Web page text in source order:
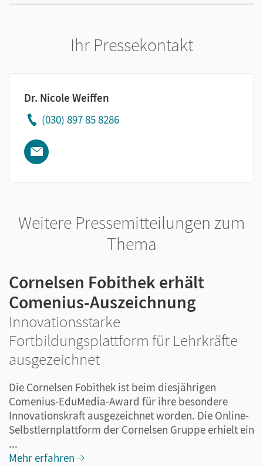
Ihr Pressekontakt
Dr. Nicole Weiffen
(030) 897 85 8286
Weitere Pressemitteilungen zum
Thema
Cornelsen Fobithek erhält
Comenius-Auszeichnung
Innovationsstarke
Fortbildungsplattform für Lehrkräfte
ausgezeichnet
Die Cornelsen Fobithek ist beim diesjährigen
Comenius-EduMedia-Award für ihre besondere
Innovationskraft ausgezeichnet worden. Die Online-
Selbstlernplattform der Cornelsen Gruppe erhielt ein
...
Mehr erfahren